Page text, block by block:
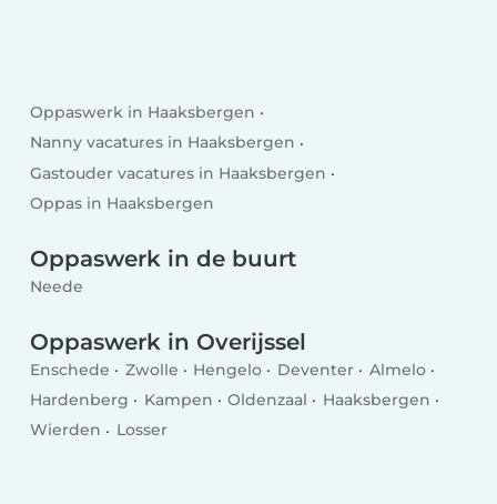
Oppaswerk in Haaksbergen
Nanny vacatures in Haaksbergen
Gastouder vacatures in Haaksbergen
Oppas in Haaksbergen
Oppaswerk in de buurt
Neede
Oppaswerk in Overijssel
Enschede Zwolle Hengelo Deventer
Almelo
Hardenberg
Kampen Oldenzaal
Haaksbergen
Wierden
Losser